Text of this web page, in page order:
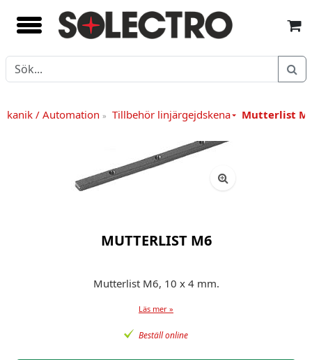
/ Automation » Tillbehör linjärgejdskena Mutterlist
MUTTERLIST M6
Mutterlist M6, 10 x 4 mm.
Läs mer »
Beställ online